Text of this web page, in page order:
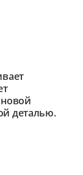
деталью.